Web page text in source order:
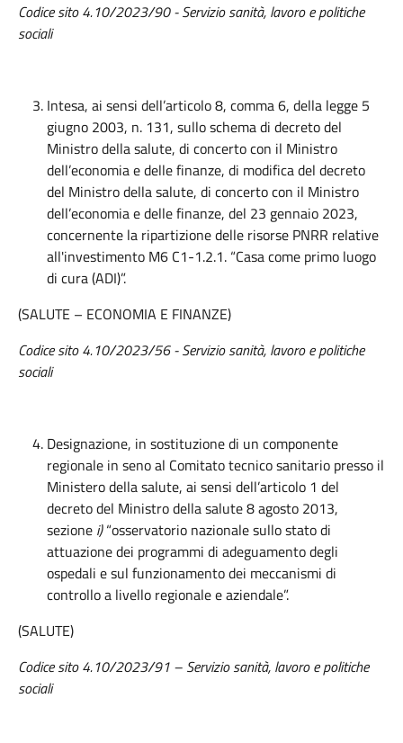
Codice sito 4.10/2023/90 - Servizio sanità, lavoro e politiche
sociali
Intesa, ai sensi dell’articolo 8, comma 6, della legge 5
giugno 2003, n. 131, sullo schema di decreto del
Ministro della salute, di concerto con il Ministro
dell’economia e delle finanze, di modifica del decreto
del Ministro della salute, di concerto con il Ministro
dell’economia e delle finanze, del 23 gennaio 2023,
concernente la ripartizione delle risorse PNRR relative
all'investimento M6 C1-1.2.1. “Casa come primo luogo
di cura (ADI)”.
(SALUTE – ECONOMIA E FINANZE)
Codice sito4.10/2023/56- Servizio sanità, lavoro e politiche
sociali
Designazione, in sostituzione di un componente
regionale in seno al Comitato tecnico sanitario presso il
Ministero della salute, ai sensi dell’articolo 1 del
decreto del Ministro della salute 8 agosto 2013,
sezione i)“osservatorio nazionale sullo stato di
attuazione dei programmi di adeguamento degli
ospedali e sul funzionamento dei meccanismi di
controllo a livello regionale e aziendale”.
(SALUTE)
Codice sito 4.10/2023/91 – Servizio sanità, lavoro e politiche
sociali